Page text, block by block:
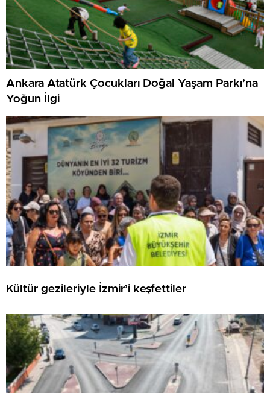
Ankara Atatürk Çocukları Doğal Yaşam Parkı’na
Yoğun İlgi
Kültür gezileriyle İzmir’i keşfettiler